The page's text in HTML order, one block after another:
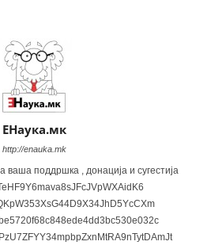
ЕНаука.мк
http://enauka.mk
ваша поддршка , донација и сугестија